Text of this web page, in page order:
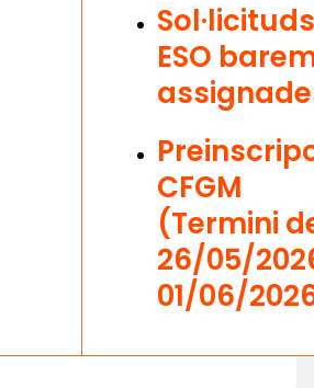
Sol·licituds
ESO
CFGM
(Termini
26/05/
01/06/